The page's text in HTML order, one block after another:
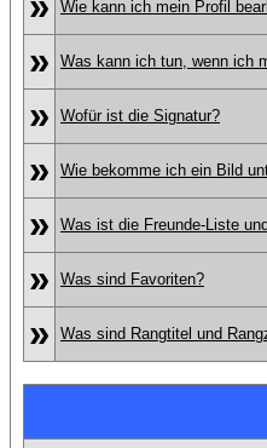
Wie kann ich mein Profil
» Was kann ich tun, wenn ich
» Wofür ist die Signatur?
» Wie bekomme ich ein Bild
» Was ist die Freunde-Liste
» Was sind Favoriten?
» Was sind Rangtitel und